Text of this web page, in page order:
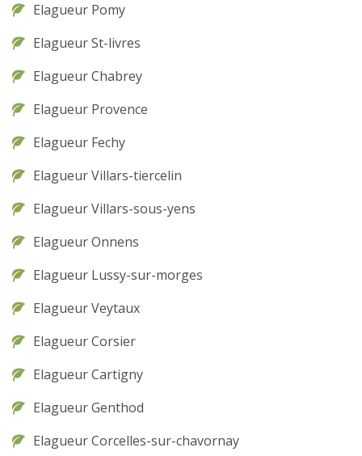
Elagueur Pomy
Elagueur St-livres
Elagueur Chabrey
Elagueur Provence
Elagueur Fechy
Elagueur Villars-tiercelin
Elagueur Villars-sous-yens
Elagueur Onnens
Elagueur Lussy-sur-morges
Elagueur Veytaux
Elagueur Corsier
Elagueur Cartigny
Elagueur Genthod
Elagueur Corcelles-sur-chavornay